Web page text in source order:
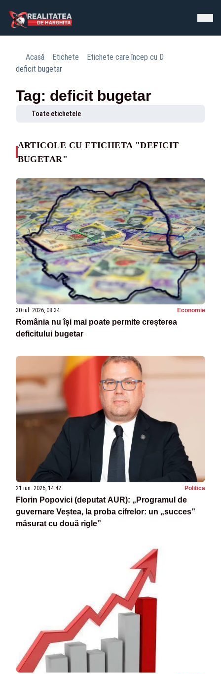
Acasă Etichete
Etichete care încep cu D
deficit bugetar
Tag: deficit bugetar
Toate etichetele
ARTICOLE CU ETICHETA "DEFICIT
BUGETAR"
30 iul. 2026, 08:34 Economie
România nu își mai poate permite creșterea
deficitului bugetar
21 iun. 2026, 14:42 Politica
Florin Popovici (deputat AUR): „Programul de
guvernare Veștea, la proba cifrelor: un „succes”
măsurat cu două rigle”